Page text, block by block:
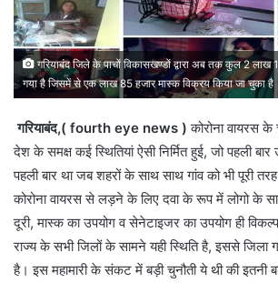
गरियाबंद जिले के पाचों विकासखण्डों द्वारा अब तक कुल 2 लाख
गया है जिसमें से एक लाख 85 हजार मास्क विक्रय किया जा चुका है
गरियाबंद,( fourth eye news ) कोरोना वायरस
देश के समक्ष कई स्थितियां ऐसी निर्मित हुई, जो पहली
पहली बार था जब शहरों के साथ साथ गांव को भी पूरी
कोरोना वायरस से लड़ने के लिए दवा के रूप में लोगो के
दूरी, मास्क का उपयोग व सेनेटाइजर का उपयोग ही
राज्य के सभी जिलों के सामने यही स्थिति है, इससे जिला
है। इस महामारी के संकट में बड़ी चुनौती ये थी की इतनी